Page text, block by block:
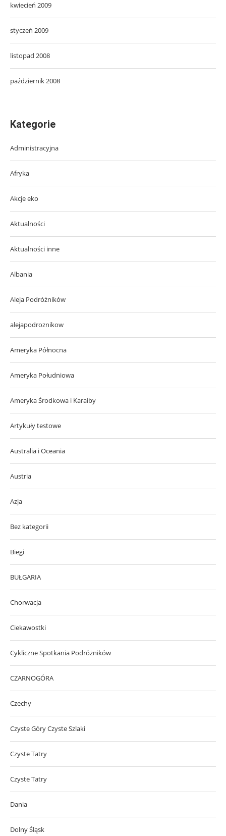
kwiecień 2009
styczeń 2009
listopad 2008
październik 2008
Kategorie
Administracyjna
Afryka
Akcje eko
Aktualności
Aktualności inne
Albania
Aleja Podróżników
alejapodroznikow
Ameryka Północna
Ameryka Południowa
Ameryka Środkowa i Karaiby
Artykuły testowe
Australia i Oceania
Austria
Azja
Bez kategorii
Biegi
BUŁGARIA
Chorwacja
Ciekawostki
Cykliczne Spotkania Podróżników
CZARNOGÓRA
Czechy
Czyste Góry Czyste Szlaki
Czyste Tatry
Czyste Tatry
Dania
Dolny Śląsk